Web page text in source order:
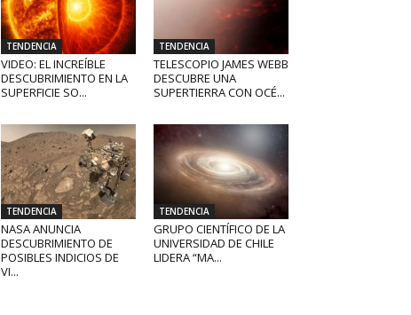
TENDENCIA
VIDEO: EL INCREÍBLE
DESCUBRIMIENTO EN LA
SUPERFICIE SO...
TENDENCIA
TELESCOPIO JAMES WEBB
DESCUBRE UNA
SUPERTIERRA CON OCÉ...
TENDENCIA
NASA ANUNCIA
DESCUBRIMIENTO DE
POSIBLES INDICIOS DE
VI...
TENDENCIA
GRUPO CIENTÍFICO DE LA
UNIVERSIDAD DE CHILE
LIDERA “MA...